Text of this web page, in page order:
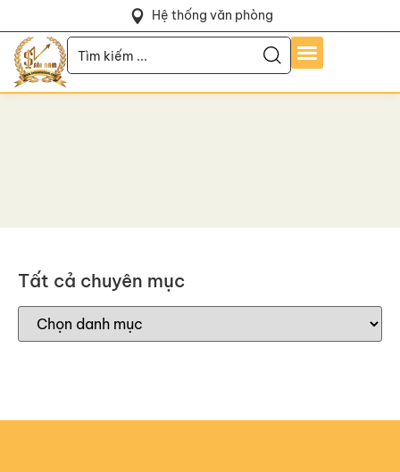
Hệ thống văn phòng
Tất cả chuyên mục